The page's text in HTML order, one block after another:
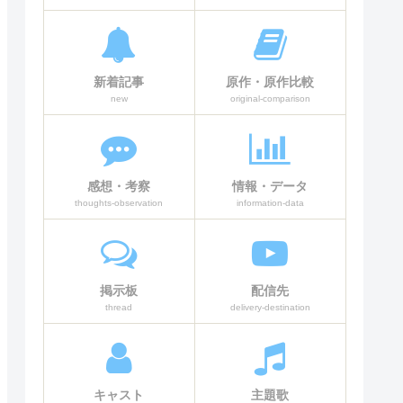
新着記事
new
原作・原作比較
original-comparison
感想・考察
thoughts-observation
情報・データ
information-data
掲示板
thread
配信先
delivery-destination
キャスト 主題歌